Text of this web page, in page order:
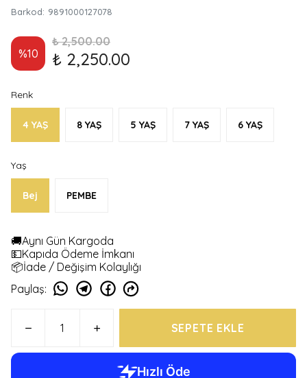
Barkod: 9891000127078
%10
₺ 2,500.00
₺ 2,250.00
Renk
4 YAŞ 8 YAŞ 5 YAŞ 7 YAŞ 6 YAŞ
Yaş
Bej PEMBE
🚚Aynı Gün Kargoda
💵Kapıda Ödeme İmkanı
📦İade / Değişim Kolaylığı
Paylaş:
SEPETE EKLE